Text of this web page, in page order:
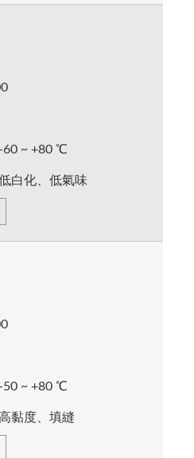
、低黏度、經
20 N/mm
+80 ℃
度、填縫、經
s)
20 N/mm
+80 ℃
度、填縫佳
+80 ℃
、低黏度、金
s)
N/mm
+80 ℃
60 ~ +80 ℃
白化、低氣味
化、低氣味
cps
+80 ℃
50 ~ +80 ℃
黏度、填縫
度、填縫
cps
+80 ℃
、低黏度、耐
耐汽/機油
s)
25 N/mm
+121 ℃
、低黏度、耐
油
s)
25 N/mm
+80 ℃
學、耐汽/機
cps
s)
N/mm
+140 ℃
度、耐溫
cps
+120 ℃